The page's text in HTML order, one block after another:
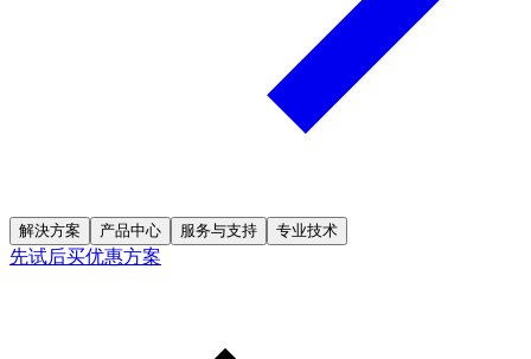
解決方案 产品中心 服务与支持 专业技术
先试后买优惠方案